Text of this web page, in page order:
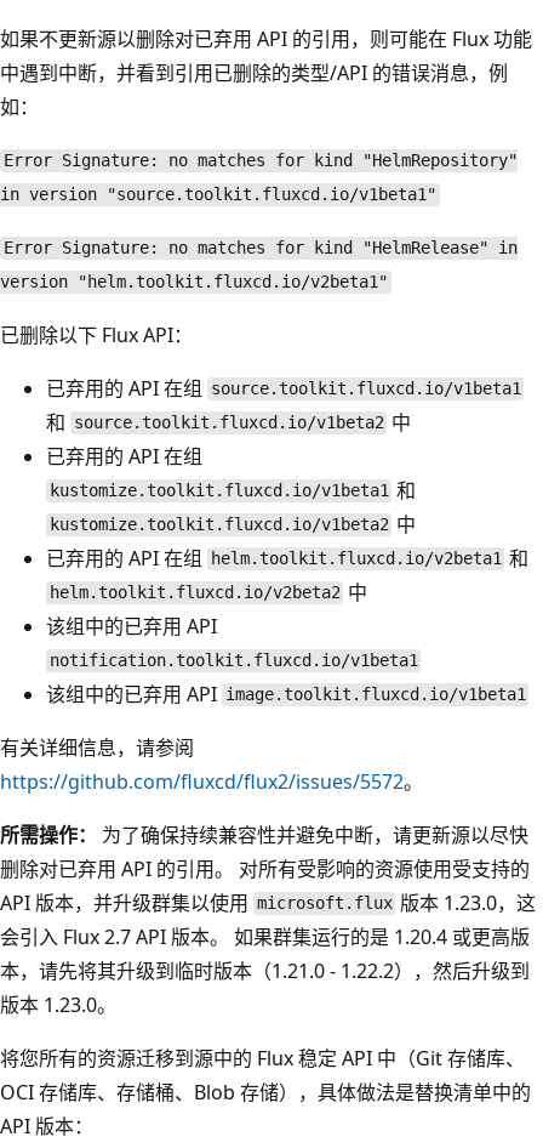
如果不更新源以删除对已弃用 API 的引用，则可能在 Flux 功能
中遇到中断，并看到引用已删除的类型/API 的错误消息，例
如：
Error Signature: no matches for kind "HelmRepository"
in version "source.toolkit.fluxcd.io/v1beta1"
Error Signature: no matches for kind "HelmRelease" in
version "helm.toolkit.fluxcd.io/v2beta1"
已删除以下 Flux API：
已弃用的 API 在组
source.toolkit.fluxcd.io/v1beta1
和 source.toolkit.fluxcd.io/v1beta2 中
已弃用的 API 在组
kustomize.toolkit.fluxcd.io/v1beta1 和
kustomize.toolkit.fluxcd.io/v1beta2 中
已弃用的 API 在组
helm.toolkit.fluxcd.io/v2beta1 和
helm.toolkit.fluxcd.io/v2beta2 中
该组中的已弃用 API
notification.toolkit.fluxcd.io/v1beta1
该组中的已弃用 API image.toolkit.fluxcd.io/v1beta1
有关详细信息，请参阅
https://github.com/fluxcd/flux2/issues/5572。
所需操作：
为了确保持续兼容性并避免中断，请更新源以尽快
删除对已弃用 API 的引用。 对所有受影响的资源使用受支持的
API 版本，并升级群集以使用 microsoft.flux 版本 1.23.0，这
会引入 Flux 2.7 API 版本。 如果群集运行的是 1.20.4 或更高版
本，请先将其升级到临时版本（1.21.0 - 1.22.2），然后升级到
版本 1.23.0。
将您所有的资源迁移到源中的 Flux 稳定 API 中（Git 存储库、
OCI 存储库、存储桶、Blob 存储），具体做法是替换清单中的
API 版本：